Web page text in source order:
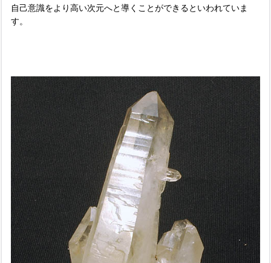
自己意識をより高い次元へと導くことができるといわれていま
す。